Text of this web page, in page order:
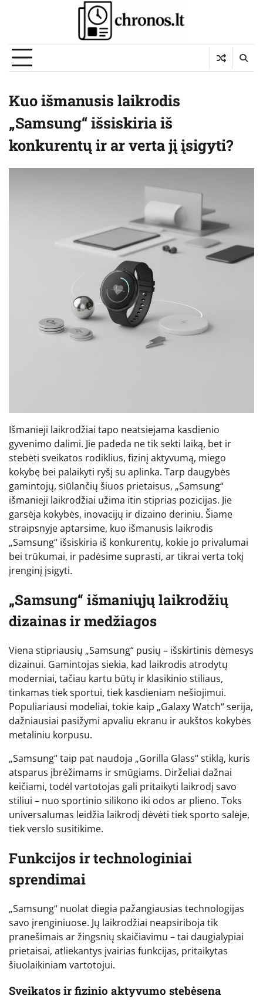
Kuo išmanusis laikrodis
„Samsung“ išsiskiria iš
konkurentų ir ar verta jį įsigyti?
Išmanieji laikrodžiai tapo neatsiejama kasdienio
gyvenimo dalimi. Jie padeda ne tik sekti laiką, bet ir
stebėti sveikatos rodiklius, fizinį aktyvumą, miego
kokybę bei palaikyti ryšį su aplinka. Tarp daugybės
gamintojų, siūlančių šiuos prietaisus, „Samsung“
išmanieji laikrodžiai užima itin stiprias pozicijas. Jie
garsėja kokybės, inovacijų ir dizaino deriniu. Šiame
straipsnyje aptarsime, kuo išmanusis laikrodis
„Samsung“ išsiskiria iš konkurentų, kokie jo privalumai
bei trūkumai, ir padėsime suprasti, ar tikrai verta tokį
įrenginį įsigyti.
„Samsung“ išmaniųjų laikrodžių
dizainas ir medžiagos
Viena stipriausių „Samsung“ pusių – išskirtinis dėmesys
dizainui. Gamintojas siekia, kad laikrodis atrodytų
moderniai, tačiau kartu būtų ir klasikinio stiliaus,
tinkamas tiek sportui, tiek kasdieniam nešiojimui.
Populiariausi modeliai, tokie kaip „Galaxy Watch“ serija,
dažniausiai pasižymi apvaliu ekranu ir aukštos kokybės
metaliniu korpusu.
„Samsung“ taip pat naudoja „Gorilla Glass“ stiklą, kuris
atsparus įbrėžimams ir smūgiams. Dirželiai dažnai
keičiami, todėl vartotojas gali pritaikyti laikrodį savo
stiliui – nuo sportinio silikono iki odos ar plieno. Toks
universalumas leidžia laikrodį dėvėti tiek sporto salėje,
tiek verslo susitikime.
Funkcijos ir technologiniai
sprendimai
„Samsung“ nuolat diegia pažangiausias technologijas
savo įrenginiuose. Jų laikrodžiai neapsiriboja tik
pranešimais ar žingsnių skaičiavimu – tai daugialypiai
prietaisai, atliekantys įvairias funkcijas, pritaikytas
šiuolaikiniam vartotojui.
Sveikatos ir fizinio aktyvumo stebėsena